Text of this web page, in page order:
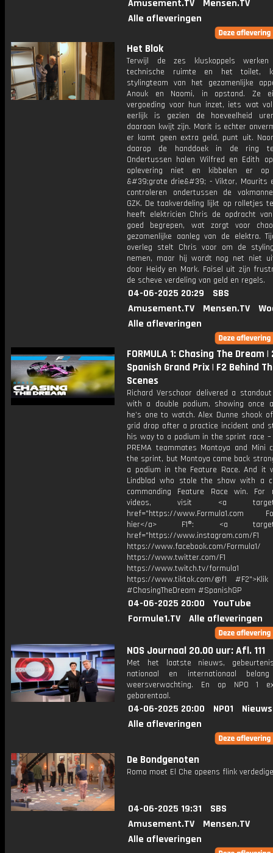
Amusement.TV
Mensen.TV
Alle afleveringen
Het Blok
Terwijl de zes kluskoppels
technische ruimte en het toilet,
stylingteam van het gezamenlijke
Anouk en Naomi, in opstand. Ze
vergoeding voor hun inzet, iets wat
eerlijk is gezien de hoeveelheid
daaraan kwijt zijn. Marit is echter
er komt geen extra geld, punt uit.
daarop de handdoek in de ring
Ondertussen halen Wilfred en Edith
oplevering niet en kibbelen er
&#39;grote drie&#39; - Viktor, Maurits
controleren ondertussen de
GZK. De taakverdeling lijkt op rolletjes
heeft elektricien Chris de opdracht
goed begrepen, wat zorgt voor
gezamenlijke aanleg van de elektra.
overleg stelt Chris voor om de
nemen, maar hij wordt nog net niet
door Heidy en Mark. Faisel uit zijn
de scheve verdeling van geld en regels.
04-06-2025 20:29
SBS
Amusement.TV
Mensen.TV
Alle afleveringen
FORMULA 1: Chasing The Dream
Spanish Grand Prix | F2 Behind
Scenes
Richard Verschoor delivered a
with a double podium, showing once
he’s one to watch. Alex Dunne shook
grid drop after a practice incident and
his way to a podium in the sprint race
PREMA teammates Montoya and Mini
the sprint, but Montoya came back
a podium in the Feature Race. And it
Lindblad who stole the show with a
commanding Feature Race win. For
videos, visit <a
href="https://www.Formula1.com
hier</a> F1®: <a
href="https://www.instagram.com/F1
https://www.facebook.com/Formula1/
https://www.twitter.com/F1
https://www.twitch.tv/formula1
https://www.tiktok.com/@f1
#ChasingTheDream #SpanishGP
04-06-2025 20:00
YouTube
Formule1.TV
Alle afleveringen
NOS Journaal 20.00 uur: Afl. 111
Met het laatste nieuws,
nationaal en internationaal
weersverwachting. En op NPO 1
gebarentaal.
04-06-2025 20:00 NPO1
Alle afleveringen
De Bondgenoten
Roma moet El Che opeens flink
04-06-2025 19:31
SBS
Amusement.TV
Mensen.TV
Alle afleveringen